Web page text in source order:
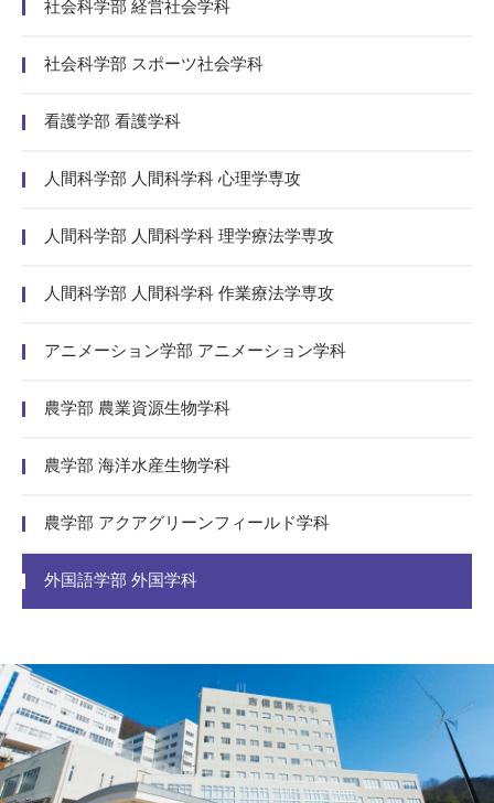
社会科学部 経営社会学科
社会科学部 スポーツ社会学科
看護学部 看護学科
人間科学部 人間科学科 心理学専攻
人間科学部 人間科学科 理学療法学専攻
人間科学部 人間科学科 作業療法学専攻
アニメーション学部 アニメーション学科
農学部 農業資源生物学科
農学部 海洋水産生物学科
農学部 アクアグリーンフィールド学科
外国語学部 外国学科